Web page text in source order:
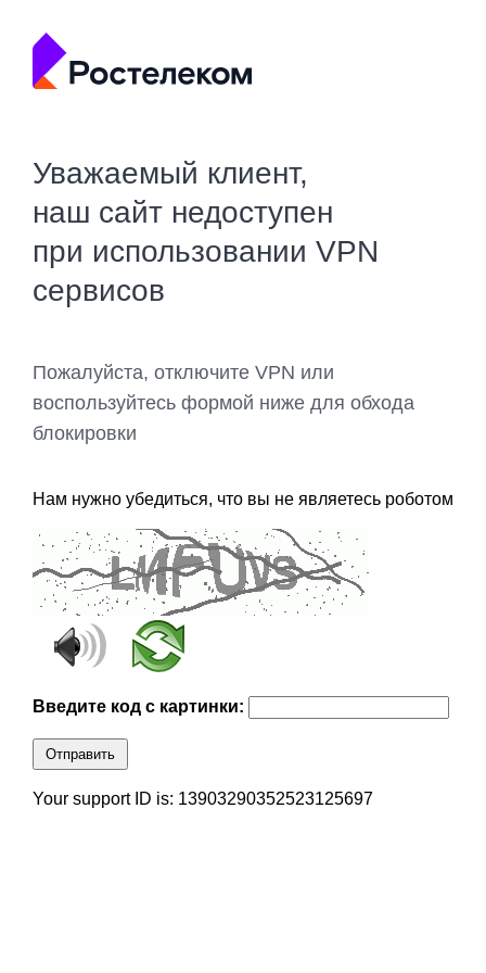
Уважаемый клиент,
наш сайт недоступен
при использовании VPN
сервисов
Пожалуйста, отключите VPN или
воспользуйтесь формой ниже для обхода
блокировки
Нам нужно убедиться, что вы не являетесь роботом
Введите код с картинки:
Отправить
Your support ID is: 13903290352523125697